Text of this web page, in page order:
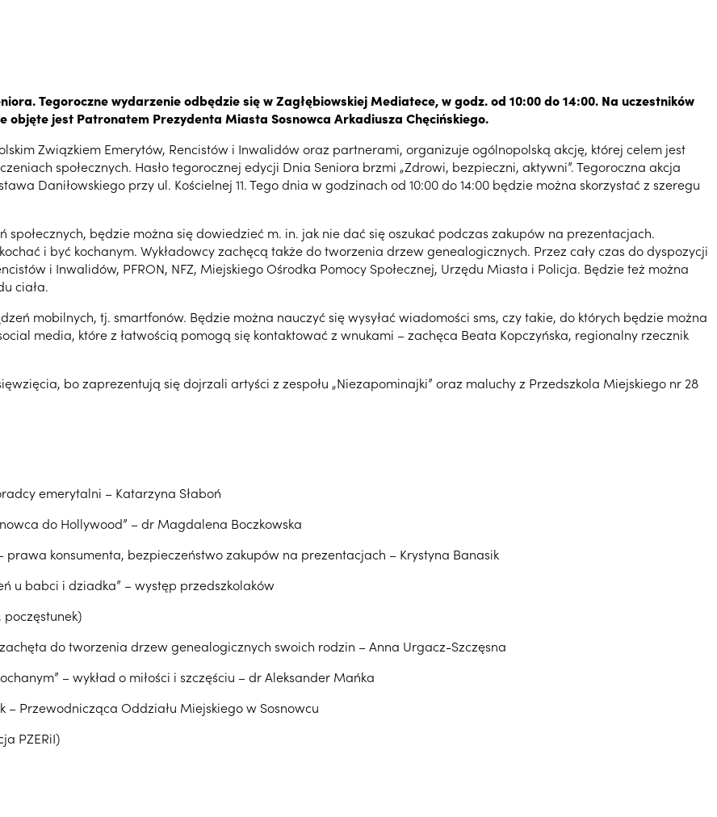
Tegoroczne wydarzenie odbędzie się w Zagłębiowskiej Mediatece, w godz. od 10:00 do 14:00. Na uczestników
objęte jest Patronatem Prezydenta Miasta Sosnowca Arkadiusza Chęcińskiego.
Związkiem Emerytów, Rencistów i Inwalidów oraz partnerami, organizuje ogólnopolską akcję, której celem jest
społecznych. Hasło tegorocznej edycji Dnia Seniora brzmi „Zdrowi, bezpieczni, aktywni”. Tegoroczna akcja
Daniłowskiego przy ul. Kościelnej 11. Tego dnia w godzinach od 10:00 do 14:00 będzie można skorzystać z szeregu
będzie można się dowiedzieć m. in. jak nie dać się oszukać podczas zakupów na prezentacjach.
i być kochanym. Wykładowcy zachęcą także do tworzenia drzew genealogicznych. Przez cały czas do dyspozycji
i Inwalidów, PFRON, NFZ, Miejskiego Ośrodka Pomocy Społecznej, Urzędu Miasta i Policja. Będzie też można
ciała.
mobilnych, tj. smartfonów. Będzie można nauczyć się wysyłać wiadomości sms, czy takie, do których będzie można
media, które z łatwością pomogą się kontaktować z wnukami – zachęca Beata Kopczyńska, regionalny rzecznik
bo zaprezentują się dojrzali artyści z zespołu „Niezapominajki” oraz maluchy z Przedszkola Miejskiego nr 28
emerytalni – Katarzyna Słaboń
do Hollywood” – dr Magdalena Boczkowska
prawa konsumenta, bezpieczeństwo zakupów na prezentacjach – Krystyna Banasik
u babci i dziadka” – występ przedszkolaków
do tworzenia drzew genealogicznych swoich rodzin – Anna Urgacz-Szczęsna
– wykład o miłości i szczęściu – dr Aleksander Mańka
– Przewodnicząca Oddziału Miejskiego w Sosnowcu
PZERiI)